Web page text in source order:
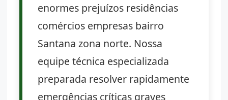
enormes prejuízos residências
comércios empresas bairro
Santana zona norte. Nossa
equipe técnica especializada
preparada resolver rapidamente
emergências críticas graves